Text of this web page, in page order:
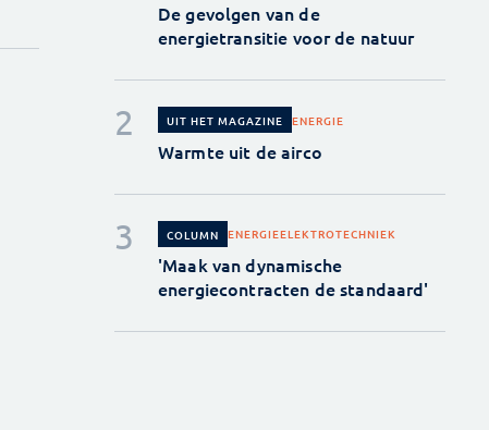
De gevolgen van de
energietransitie voor de natuur
UIT HET MAGAZINE ENERGIE
Warmte uit de airco
COLUMN ENERGIEELEKTROTECHNIEK
'Maak van dynamische
energiecontracten de standaard'